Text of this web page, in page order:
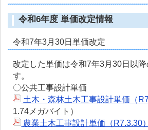
令和6年度 単価改定情報
令和7年3月30日単価改定
改定した単価は令和7年3月30日以
す。
〇公共工事設計単価
土木・森林土木工事設計単価（
1.74メガバイト）
農業土木工事設計単価（R7.3.30